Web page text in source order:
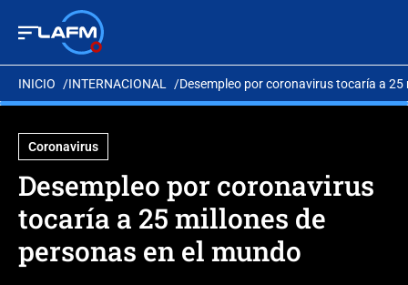
INICIO INTERNACIONAL Desempleo por coronavirus tocaría a
Coronavirus
Desempleo por coronavirus
tocaría a 25 millones de
personas en el mundo